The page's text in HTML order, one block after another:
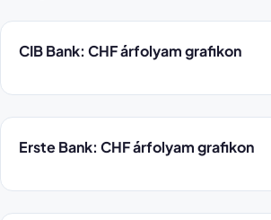
CIB Bank: CHF árfolyam grafikon
Erste Bank: CHF árfolyam grafikon